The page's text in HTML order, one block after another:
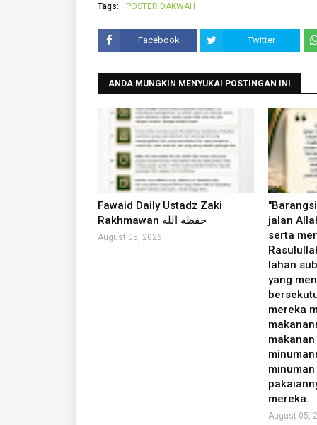
Tags: POSTER DAKWAH
Facebook Twitter
ANDA MUNGKIN MENYUKAI POSTINGAN INI
Fawaid Daily Ustadz Zaki
Rakhmawan حفظه الله
August 05, 2026
jalan
serta
lahan
yang
mereka
mereka.
August 05,